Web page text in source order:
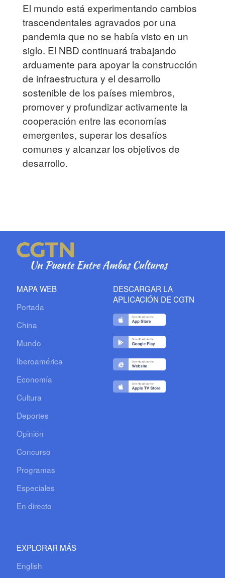
El mundo está experimentando cambios
trascendentales agravados por una
pandemia que no se había visto en un
siglo. El NBD continuará trabajando
arduamente para apoyar la construcción
de infraestructura y el desarrollo
sostenible de los países miembros,
promover y profundizar activamente la
cooperación entre las economías
emergentes, superar los desafíos
comunes y alcanzar los objetivos de
desarrollo.
MAPA WEB
Portada
China
Mundo
Iberoamérica
Economía
Cultura
Deportes
Opinión
Concurso
Programas
Especiales
En directo
EXPLORAR MÁS
English
DESCARGAR LA
APLICACIÓN DE CGTN